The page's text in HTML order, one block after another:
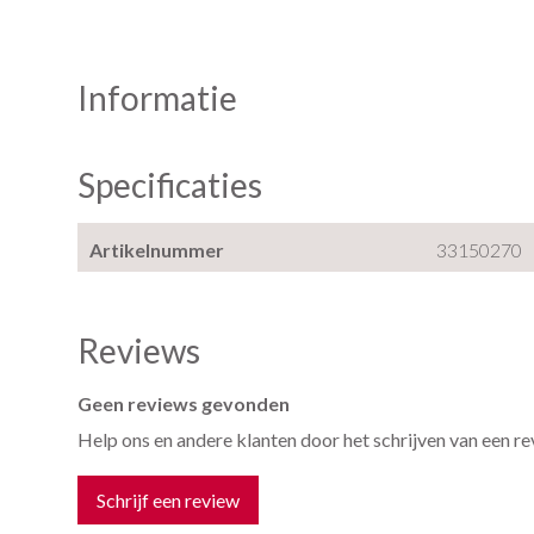
Informatie
Specificaties
Artikelnummer 33150270
Reviews
Geen reviews gevonden
Help ons en andere klanten door het schrijven van een
Schrijf een review